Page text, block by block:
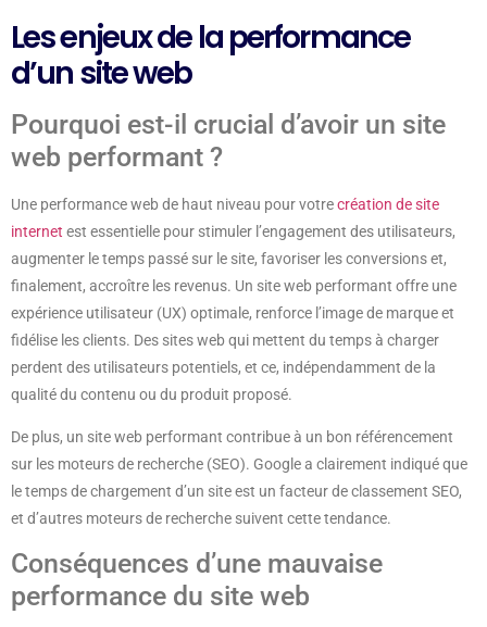
Les enjeux de la performance
d’un site web
Pourquoi est-il crucial d’avoir un site
web performant ?
Une performance web de haut niveau pour votrecréation de site
internet est essentielle pour stimuler l’engagement des utilisateurs,
augmenter le temps passé sur le site, favoriser les conversions et,
finalement, accroître les revenus. Un site web performant offre une
expérience utilisateur (UX) optimale, renforce l’image de marque et
fidélise les clients. Des sites web qui mettent du temps à charger
perdent des utilisateurs potentiels, et ce, indépendamment de la
qualité du contenu ou du produit proposé.
De plus, un site web performant contribue à un bon référencement
sur les moteurs de recherche (SEO). Google a clairement indiqué que
le temps de chargement d’un site est un facteur de classement SEO,
et d’autres moteurs de recherche suivent cette tendance.
Conséquences d’une mauvaise
performance du site web